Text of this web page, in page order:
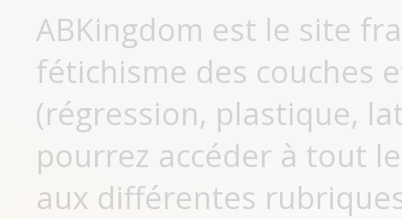
ABKingdom est le site
fétichisme des couches
(régression, plastique,
pourrez accéder à tout
aux différentes